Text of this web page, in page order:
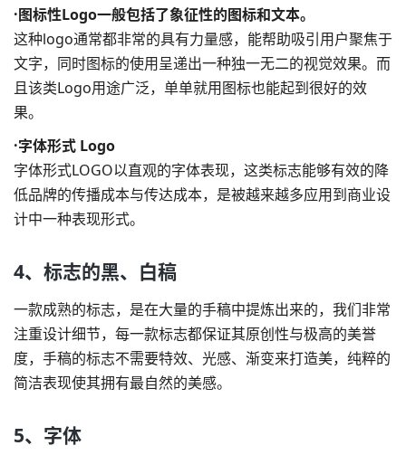
·图标性Logo一般包括了象征性的图标和文本。
这种logo通常都非常的具有力量感，能帮助吸引用户聚焦于
文字，同时图标的使用呈递出一种独一无二的视觉效果。而
且该类Logo用途广泛，单单就用图标也能起到很好的效
果。
·字体形式 Logo
字体形式LOGO以直观的字体表现，这类标志能够有效的降
低品牌的传播成本与传达成本，是被越来越多应用到商业设
计中一种表现形式。
4、标志的黑、白稿
一款成熟的标志，是在大量的手稿中提炼出来的，我们非常
注重设计细节，每一款标志都保证其原创性与极高的美誉
度，手稿的标志不需要特效、光感、渐变来打造美，纯粹的
简洁表现使其拥有最自然的美感。
5、字体